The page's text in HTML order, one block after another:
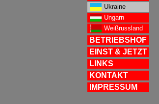
Ukraine
Ungarn
Weißrussland
BETRIEBSHOF
EINST & JETZT
LINKS
KONTAKT
IMPRESSUM